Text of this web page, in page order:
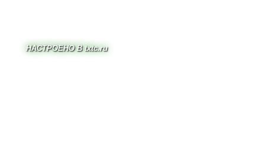
HACTPOEHO B txtc.ru